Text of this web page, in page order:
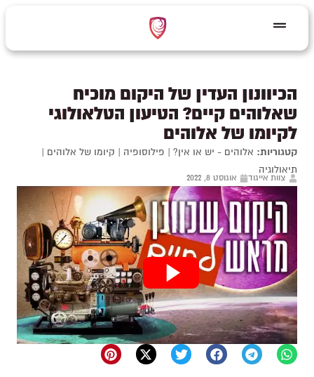
הכיוונון העדין של היקום מוכיח
שאלוהים קיים? הטיעון הטלאולוגי
לקיומו של אלוהים
קטגוריות: אלוהים - יש או אין? | פילוסופיה | קיומו של אלוהים |
תיאולוגיה
צוות אייגוד אוגוסט 8, 2022